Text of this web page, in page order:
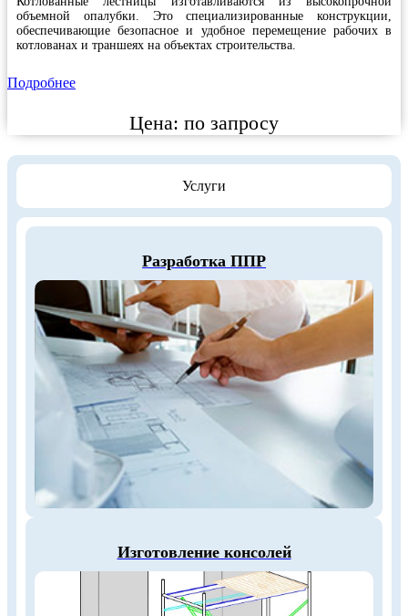
объемной опалубки. Это специализированные конструкции,
обеспечивающие безопасное и удобное перемещение рабочих в
котлованах и траншеях на объектах строительства.
Подробнее
Цена: по запросу
Услуги
Разработка ППР
Изготовление консолей